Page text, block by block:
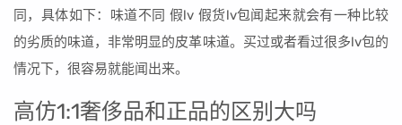
同，具体如下：味道不同 假lv 假货lv包闻起来就会有一种比较
的劣质的味道，非常明显的皮革味道。买过或者看过很多lv包的
情况下，很容易就能闻出来。
高仿1:1奢侈品和正品的区别大吗